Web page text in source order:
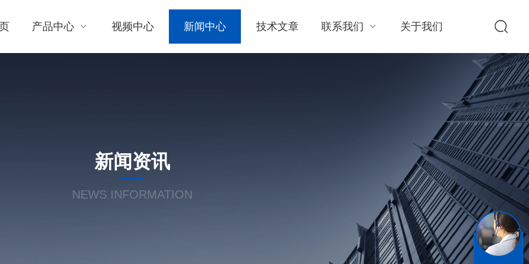
产品中心 视频中心 新闻中心 技术文章 联系我们 关于我们
新闻资讯
NEWS INFORMATION